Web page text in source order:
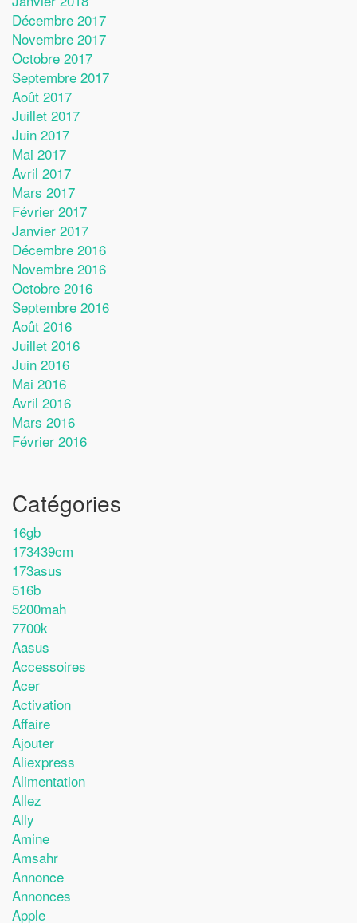
Décembre 2017
Novembre 2017
Octobre 2017
Septembre 2017
Août 2017
Juillet 2017
Juin 2017
Mai 2017
Avril 2017
Mars 2017
Février 2017
Janvier 2017
Décembre 2016
Novembre 2016
Octobre 2016
Septembre 2016
Août 2016
Juillet 2016
Juin 2016
Mai 2016
Avril 2016
Mars 2016
Février 2016
Catégories
16gb
173439cm
173asus
516b
5200mah
7700k
Aasus
Accessoires
Acer
Activation
Affaire
Ajouter
Aliexpress
Alimentation
Allez
Ally
Amine
Amsahr
Annonce
Annonces
Apple